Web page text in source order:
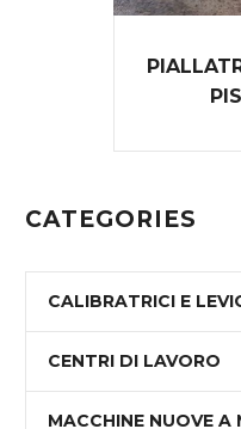
CATEGORIES
CALIBRATRICI E
CENTRI DI LAVORO
MACCHINE NUOVE A